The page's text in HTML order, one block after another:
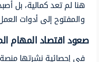
هنا لم تعد كمالية، بل
والمفتوح إلى أدوات
صعود اقتصاد المهام